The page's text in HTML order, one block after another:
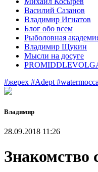
Василий Сазанов
Владимир Игнатов
Блог обо всем
Рыболовная
Владимир Щукин
Мысли на досуге
#жерех #Adept
Владимир
28.09.2018 11:26
Знакомство